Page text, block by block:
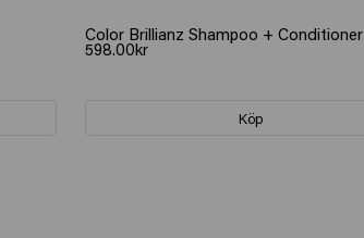
GÅVA: VATTENFLASKA
Color Brillianz Shampoo + Conditioner
598.00kr
Köp